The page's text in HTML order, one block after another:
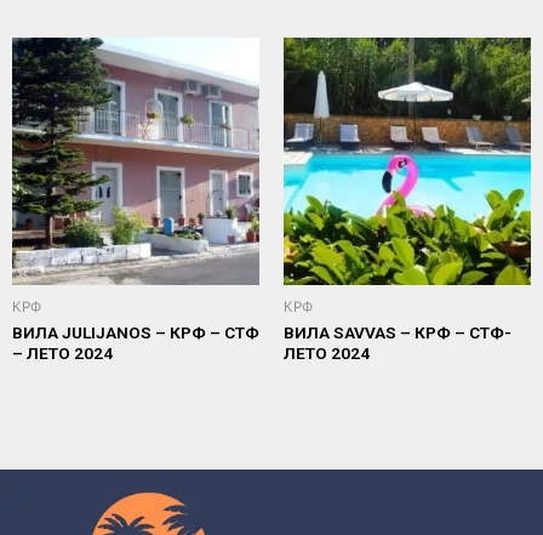
КРФ
ВИЛА JULIJANOS – КРФ – СТФ
– ЛЕТО 2024
КРФ
ВИЛА SAVVAS – КРФ – СТФ-
ЛЕТО 2024